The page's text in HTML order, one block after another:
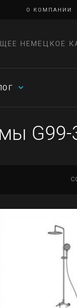
О КОМПАНИИ
НЕМЕЦКОЕ